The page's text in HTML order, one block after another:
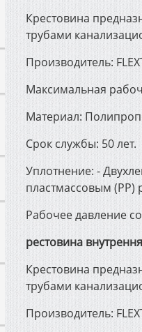
Крестовина
трубами
Производитель:
Максимальная
Материал:
Срок службы: 50 лет.
Уплотнение: -
пластмассовым
Рабочее давление
рестовина
Крестовина
трубами
Производитель: